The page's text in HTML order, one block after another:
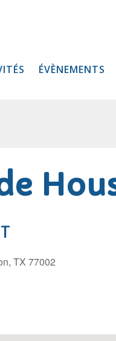
ÉVÈNEMENTS
TX 77002